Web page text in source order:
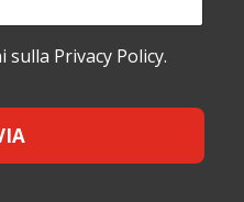
Privacy Policy.